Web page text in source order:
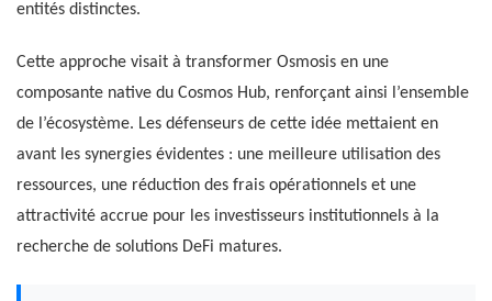
entités distinctes.
Cette approche visait à transformer Osmosis en une
composante native du Cosmos Hub, renforçant ainsi l’ensemble
de l’écosystème. Les défenseurs de cette idée mettaient en
avant les synergies évidentes : une meilleure utilisation des
ressources, une réduction des frais opérationnels et une
attractivité accrue pour les investisseurs institutionnels à la
recherche de solutions DeFi matures.